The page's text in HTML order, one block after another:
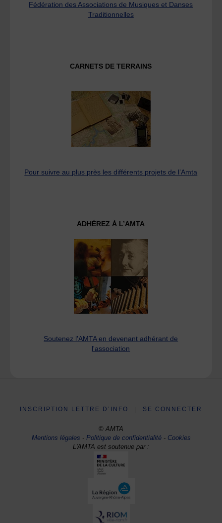
Fédération des Associations de Musiques et Danses
Traditionnelles
CARNETS DE TERRAINS
Pour suivre au plus près les différents projets de l’Amta
ADHÉREZ À L’AMTA
Soutenez l'AMTA en devenant adhérant de
l'association
INSCRIPTION LETTRE D’INFO SE CONNECTER
© AMTA
Mentions légales -Politique de confidentialité- Cookies
L'AMTA est soutenue par :